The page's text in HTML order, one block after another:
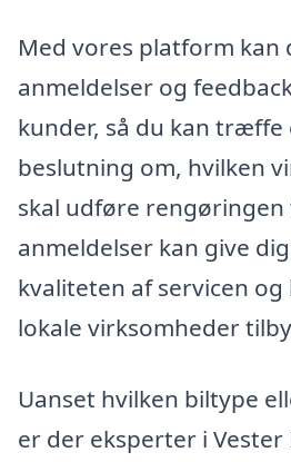
Med vores platform kan
anmeldelser og
kunder, så du kan
beslutning om, hvilken
skal udføre rengøringen
anmeldelser kan give
kvaliteten af ​​servicen
lokale virksomheder
Uanset hvilken biltype
er der eksperter i